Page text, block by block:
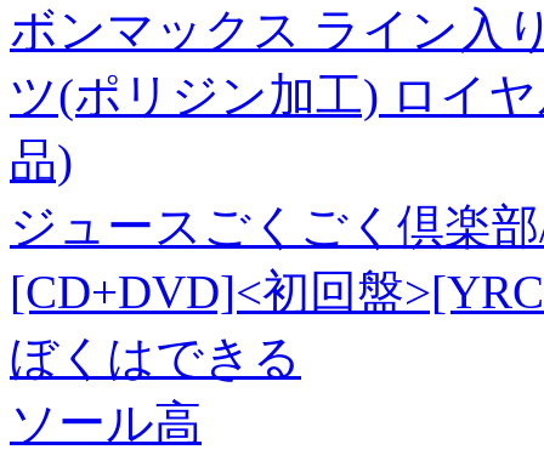
ボンマックス ライン入
ツ(ポリジン加工) ロイ
品)
ジュースごくごく倶楽
[CD+DVD]<初回盤
ぼくはできる
ソール高